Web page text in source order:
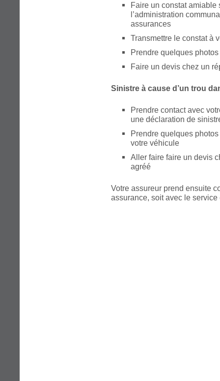
Faire un constat amiable
l’administration
assurances
Transmettre le constat à
Prendre quelques photos
Faire un devis chez un
Sinistre à cause d’un trou
Prendre contact avec
une déclaration de
Prendre quelques
votre véhicule
Aller faire faire un devis
agréé
Votre assureur prend ensuite
assurance, soit avec le